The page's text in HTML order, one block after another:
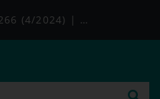
Dr. med. Mabuse Nr. 266 (4/2024) | Mabuse-Verlag